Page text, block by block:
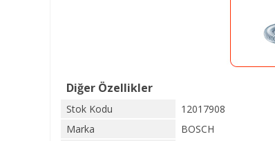
Diğer Özellikler
Stok Kodu
12017908
Marka
BOSCH